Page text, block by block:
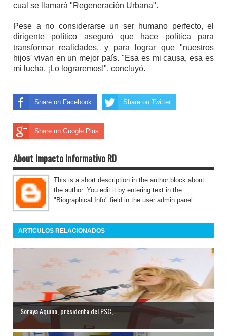
cual se llamará "Regeneración Urbana".
Pese a no considerarse un ser humano perfecto, el
dirigente político aseguró que hace política para
transformar realidades, y para lograr que "nuestros
hijos' vivan en un mejor país. "Esa es mi causa, esa es
mi lucha. ¡Lo lograremos!", concluyó.
Share on Facebook Share on Twitter
Share on Google Plus
About Impacto Informativo RD
This is a short description in the author block about
the author. You edit it by entering text in the
"Biographical Info" field in the user admin panel.
ARTICULOS RELACIONADOS
Soraya Aquino, presidenta del PSC,...